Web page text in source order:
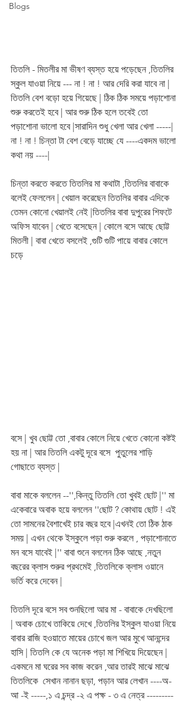
Blogs
তিতলি - মিতলীর মা ভীষণ ব্যস্ত হয়ে পড়েছেন ,তিতলির
স্কুল যাওয়া নিয়ে --- না ! না ! আর দেরি করা যাবে না |
তিতলি বেশ বড়ো হয়ে গিয়েছে | ঠিক ঠিক সময়ে পড়াশোনা
শুরু করতেই হবে | আর শুরু ঠিক হলে তবেই তো
পড়াশোনা ভালো হবে |সারাদিন শুধু খেলা আর খেলা -----|
না ! না ! চিন্তা টা বেশ বেড়ে যাচ্ছে যে ----একদম ভালো
কথা নয় ----|
চিন্তা করতে করতে তিতলির মা কথাটা ,তিতলির বাবাকে
বলেই ফেললেন | খেয়াল করেছেন তিতলির বাবার এদিকে
তেমন কোনো খেয়ালই নেই |তিতলির বাবা দুপুরের শিফটে
অফিস যাবেন | খেতে বসেছেন | কোলে বসে আছে ছোট্ট
মিতলী | বাবা খেতে বসলেই ,গুটি গুটি পায়ে বাবার কোলে
চড়ে
বসে | খুব ছোট্ট তো ,বাবার কোলে নিয়ে খেতে কোনো কষ্টই
হয় না | আর তিতলি একটু দূরে বসে  পুতুলের শাড়ি
গোছাতে ব্যস্ত |
বাবা মাকে বললেন --'',কিন্তু তিতলি তো খুবই ছোট |'' মা
একেবারে অবাক হয়ে বললেন ''ছোট ? কোথায় ছোট ! এই
তো সামনের বৈশাখেই চার বছর হবে |এখনই তো ঠিক ঠাক
সময় | এখন থেকে ইস্কুলে পড়া শুরু করলে , পড়াশোনাতে
মন বসে যাবেই |'' বাবা শুনে বললেন ঠিক আছে ,নতুন
বছরের ক্লাস শুরুর প্রথমেই ,তিতলিকে ক্লাস ওয়ানে
ভর্তি করে দেবেন |
তিতলি দূরে বসে সব শুনছিলো আর মা - বাবাকে দেখছিলো
| অবাক চোখে তাকিয়ে দেখে ,তিতলির ইস্কুল যাওয়া নিয়ে
বাবার রাজি হওয়াতে মায়ের চোখে জল আর মুখে আনন্দের
হাসি | তিতলি কে যে অনেক পড়া মা শিখিয়ে দিয়েছেন |
একমনে মা ঘরের সব কাজ করেন ,আর তারই মাঝে মাঝে
তিতলিকে  সেখান নানান ছড়া, পড়ান আর লেখান ----অ-
আ -ই -----,১ এ চন্দ্র -২ এ পক্ষ - ৩ এ নেত্র ---------